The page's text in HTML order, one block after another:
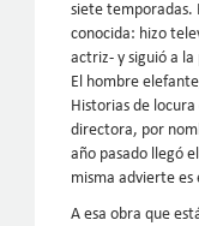
siete temporadas.
conocida: hizo
actriz- y siguió a
El hombre
Historias de
directora, por
año pasado llegó
misma advierte
A esa obra que